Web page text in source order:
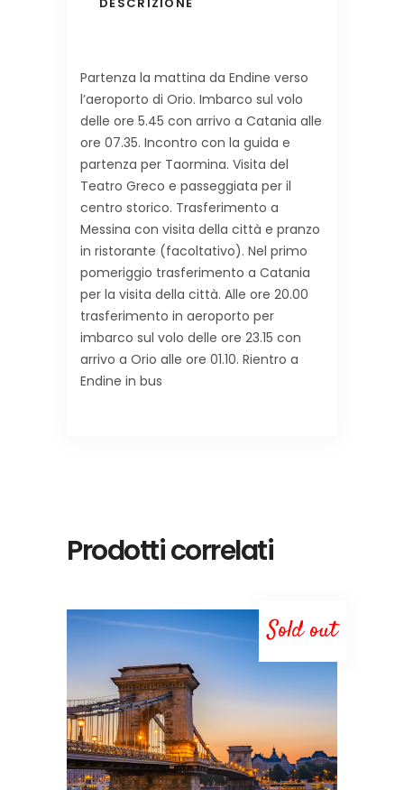
Partenza la mattina da Endine verso
l’aeroporto di Orio. Imbarco sul volo
delle ore 5.45 con arrivo a Catania alle
ore 07.35. Incontro con la guida e
partenza per Taormina. Visita del
Teatro Greco e passeggiata per il
centro storico. Trasferimento a
Messina con visita della città e pranzo
in ristorante (facoltativo). Nel primo
pomeriggio trasferimento a Catania
per la visita della città. Alle ore 20.00
trasferimento in aeroporto per
imbarco sul volo delle ore 23.15 con
arrivo a Orio alle ore 01.10. Rientro a
Endine in bus
Prodotti correlati
Sold out
LEGGI TUTTO